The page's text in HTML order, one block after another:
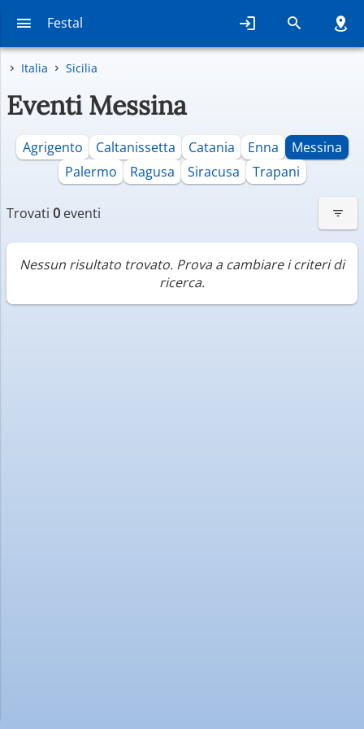
Festal
Italia Sicilia
Eventi Messina
Agrigento Caltanissetta Catania Enna
Messina
Palermo
Ragusa Siracusa Trapani
Trovati 0 eventi
Nessun risultato trovato. Prova a cambiare i criteri di
ricerca.